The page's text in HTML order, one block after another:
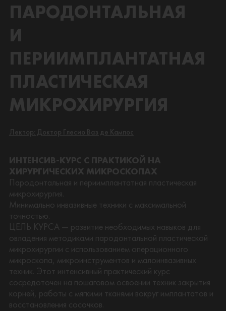
ПАРОДОНТАЛЬНАЯ
И
ПЕРИИМПЛАНТАТНАЯ
ПЛАСТИЧЕСКАЯ
МИКРОХИРУРГИЯ
Лектор: Доктор Глесио Ваз де Кампос
ИНТЕНСИВ-КУРС С ПРАКТИКОЙ НА
ХИРУРГИЧЕСКИХ МИКРОСКОПАХ
Пародонтальная и периимплантатная пластическая
микрохирургия.
Минимально инвазивные техники с максимальной
точностью.
ЦЕЛЬ КУРСА — развитие необходимых навыков для
овладения методиками пародонтальной пластической
микрохирургии с использованием операционного
микроскопа, микроинструментов и малоинвазивных
техник. Этот интенсивный практический курс
сосредоточен на пошаговом освоении техник закрытия
корней, работы с мягкими тканями вокруг имплантатов и
восстановления сосочков.